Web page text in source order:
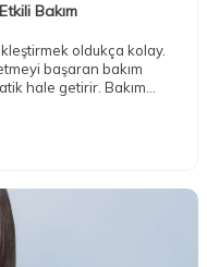
Bakım
oldukça kolay.
başaran bakım
hale getirir. Bakım